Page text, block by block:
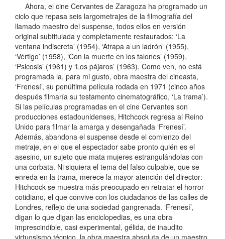
Ahora, el cine Cervantes de Zaragoza ha programado un
ciclo que repasa seis largometrajes de la filmografía del
llamado maestro del suspense, todos ellos en versión
original subtitulada y completamente restaurados: ‘La
ventana indiscreta’ (1954), ‘Atrapa a un ladrón’ (1955),
‘Vértigo’ (1958), ‘Con la muerte en los talones’ (1959),
‘Psicosis’ (1961) y ‘Los pájaros’ (1963). Como ven, no está
programada la, para mi gusto, obra maestra del cineasta,
‘Frenesí’, su penúltima película rodada en 1971 (cinco años
después filmaría su testamento cinematográfico, ‘La trama’).
Si las películas programadas en el cine Cervantes son
producciones estadounidenses, Hitchcock regresa al Reino
Unido para filmar la amarga y desengañada ‘Frenesí’.
Además, abandona el suspense desde el comienzo del
metraje, en el que el espectador sabe pronto quién es el
asesino, un sujeto que mata mujeres estrangulándolas con
una corbata. Ni siquiera el tema del falso culpable, que se
enreda en la trama, merece la mayor atención del director:
Hitchcock se muestra más preocupado en retratar el horror
cotidiano, el que convive con los ciudadanos de las calles de
Londres, reflejo de una sociedad gangrenada. ‘Frenesí’,
digan lo que digan las enciclopedias, es una obra
imprescindible, casi experimental, gélida, de inaudito
virtuosismo técnico, la obra maestra absoluta de un maestro.